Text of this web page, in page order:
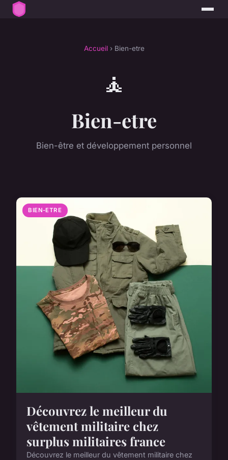
Accueil› Bien-etre
🧘
Bien-etre
Bien-être et développement personnel
BIEN-ETRE
Découvrez le meilleur du
vêtement militaire chez
surplus militaires france
Découvrez le meilleur du vêtement militaire chez